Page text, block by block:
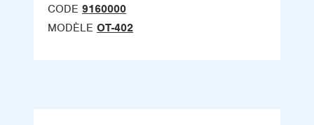
CODE 9160000
MODÈLE OT-402